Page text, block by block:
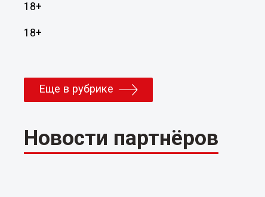
18+
18+
Еще в рубрике
Новости партнёров